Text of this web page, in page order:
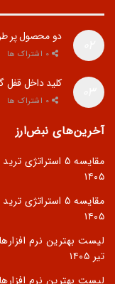
دو محصول پر
کلید داخل قفل
آخرین‌های نبض‌ارز
مقایسه 5 استراتژی ترید روزانه با وین ریت بالا در سال 2026
۱۴۰۵
مقایسه 5 استراتژی ترید روزانه با وین ریت بالا در سال 2026
۱۴۰۵
لیست بهترین نرم
تیر ۱۴۰۵
لیست بهترین نرم